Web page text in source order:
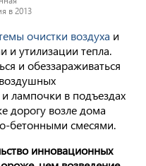
в 2013
очистки воздуха и
и утилизации тепла.
и обеззараживаться
лампочки в подъездах
дорогу возле дома
бетонными смесями.
инновационных